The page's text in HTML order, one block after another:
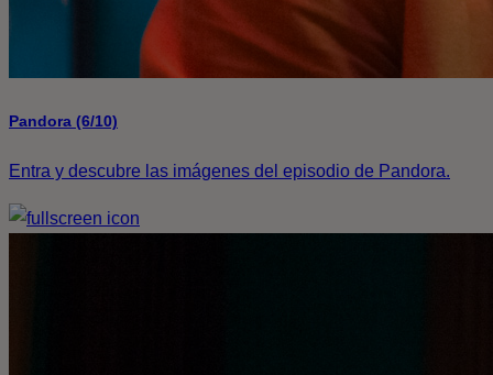
Pandora (6/10)
Entra y descubre las imágenes del episodio de Pandora.